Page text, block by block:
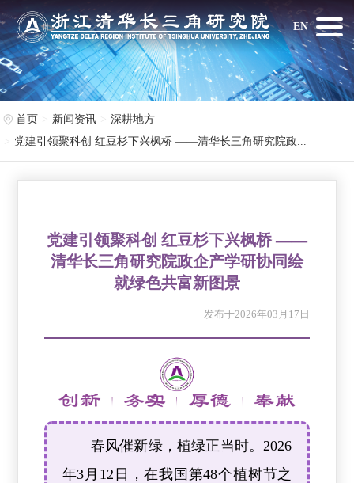
EN
首页 新闻资讯
深耕地方
党建引领聚科创 红豆杉下兴枫桥 ——清华长三角研究院政...
党建引领聚科创 红豆杉下兴枫桥 ——
清华长三角研究院政企产学研协同绘
就绿色共富新图景
发布于2026年03月17日
春风催新绿，植绿正当时。2026
年3月12日，在我国第48个植树节之